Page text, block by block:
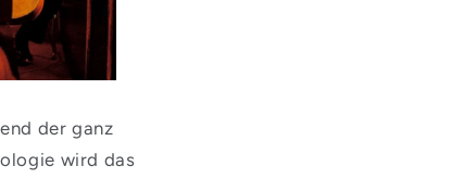
der ganz
wird das